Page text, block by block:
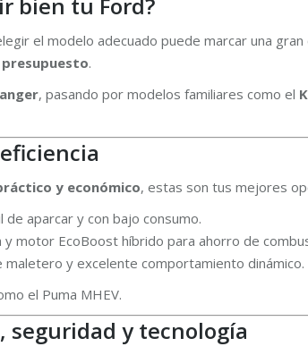
el modelo adecuado puede marcar una
.
, pasando por modelos familiares como el
y económico, estas son tus mejores
aparcar y con bajo consumo.
motor EcoBoost híbrido para ahorro de
maletero y excelente comportamiento dinámico.
el Puma MHEV.
seguridad y tecnología